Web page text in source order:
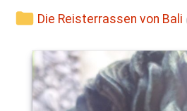
Die Reisterrassen von Bali